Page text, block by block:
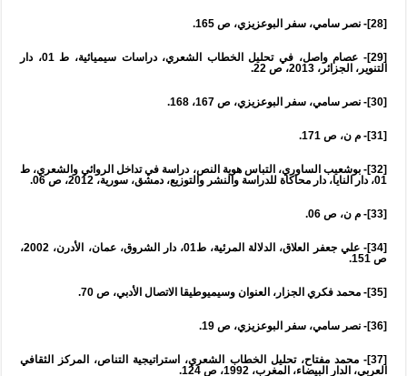
[28]- نصر سامي، سفر البوعزيزي، ص 165.
[29]- عصام واصل، في تحليل الخطاب الشعري، دراسات سيميائية، ط 01، دار
التنوير، الجزائر، 2013، ص 22.
[30]- نصر سامي، سفر البوعزيزي، ص 167، 168.
[31]- م ن، ص 171.
[32]- بوشعيب الساوري، التباس هوية النص، دراسة في تداخل الروائي والشعري، ط
01، دار النايا، دار محاكاة للدراسة والنشر والتوزيع، دمشق، سورية، 2012، ص 06.
[33]- م ن، ص 06.
[34]- علي جعفر العلاق، الدلالة المرئية، ط01، دار الشروق، عمان، الأدرن، 2002،
ص 151.
[35]- محمد فكري الجزار، العنوان وسيميوطيقا الاتصال الأدبي، ص 70.
[36]- نصر سامي، سفر البوعزيزي، ص 19.
[37]- محمد مفتاح، تحليل الخطاب الشعري، استراتيجية التناص، المركز الثقافي
العربي، الدار البيضاء، المغرب، 1992، ص 124.